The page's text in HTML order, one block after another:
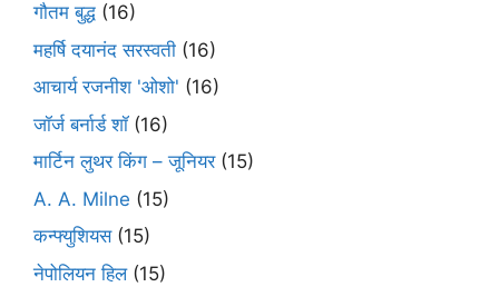
गौतम बुद्ध (16)
महर्षि दयानंद सरस्वती (16)
आचार्य रजनीश 'ओशो' (16)
जॉर्ज बर्नार्ड शॉ(16)
मार्टिन लुथर किंग – जूनियर(15)
A. A. Milne (15)
कन्फ्युशियस(15)
नेपोलियन हिल(15)